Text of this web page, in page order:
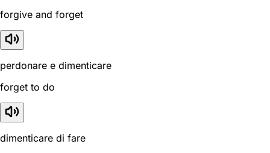
forgive and forget
perdonare e dimenticare
forget to do
dimenticare di fare